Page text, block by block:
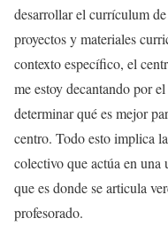
desarrollar el currículum
proyectos y materiales
contexto específico, el
me estoy decantando por
determinar qué es mejor
centro. Todo esto implica
colectivo que actúa en una
que es donde se articula
profesorado.